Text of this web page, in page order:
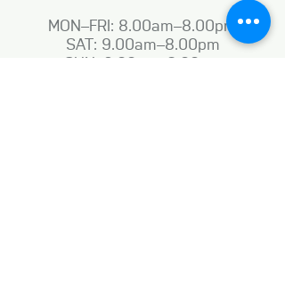
MON–FRI: 8.00am–8.00pm
SAT: 9.00am–8.00pm